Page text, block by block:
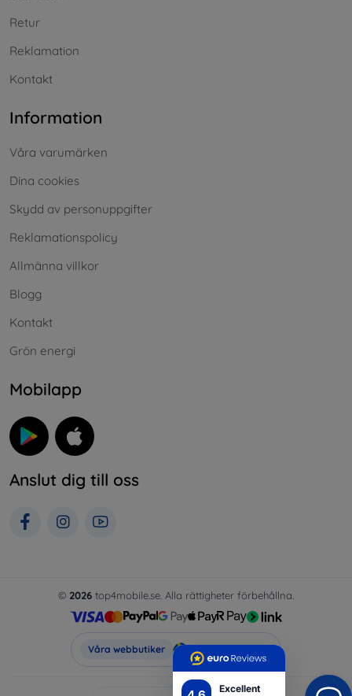
Excellent
Retur
Reklamation
Kontakt
Information
Våra varumärken
Dina cookies
Skydd av personuppgifter
Reklamationspolicy
Allmänna villkor
Blogg
Kontakt
Grön energi
Mobilapp
Anslut dig till oss
© 2026 top4mobile.se. Alla rättigheter förbehållna.
Våra webbutiker Top4Mobile.se